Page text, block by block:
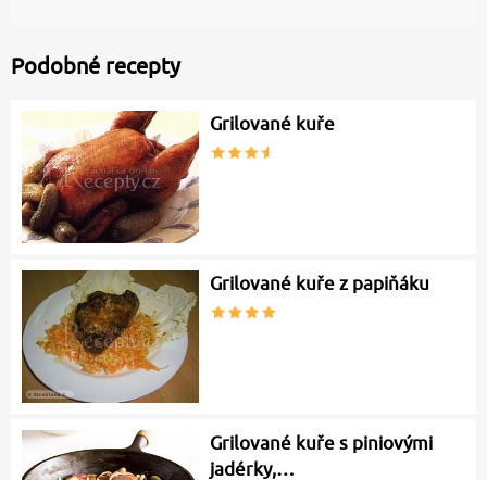
Podobné recepty
Grilované kuře
Grilované kuře z papiňáku
Grilované kuře s piniovými
jadérky,…